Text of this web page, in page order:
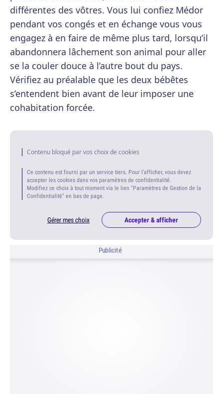
différentes des vôtres. Vous lui confiez Médor
pendant vos congés et en échange vous vous
engagez à en faire de même plus tard, lorsqu’il
abandonnera lâchement son animal pour aller
se la couler douce à l’autre bout du pays.
Vérifiez au préalable que les deux bébêtes
s’entendent bien avant de leur imposer une
cohabitation forcée.
Contenu bloqué par vos choix de cookies
Ce contenu est fourni par un service tiers. Pour l'afficher, vous devez
accepter les cookies dans vos paramètres de confidentialité.
Modifiez ce choix à tout moment via le lien "Paramètres de Gestion de la
Confidentialité" en bas de page.
Gérer mes choix Accepter & afficher
Publicité